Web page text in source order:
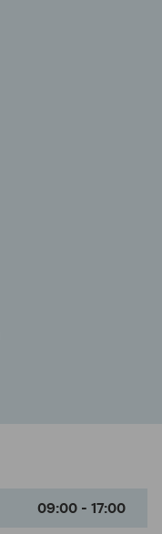
09:00 - 17:00